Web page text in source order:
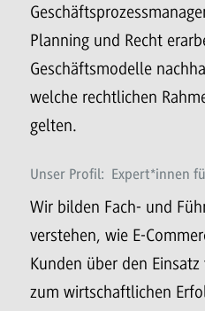
Planning und Recht
Geschäftsmodelle
welche rechtlichen
gelten.
Unser Profil: Expert*innen
Wir bilden Fach- und
verstehen, wie E-
Kunden über den
zum wirtschaftlichen